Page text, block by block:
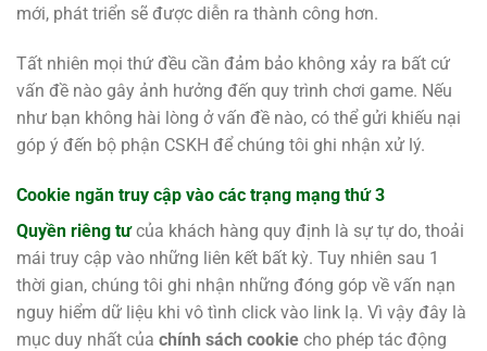
mới, phát triển sẽ được diễn ra thành công hơn.
Tất nhiên mọi thứ đều cần đảm bảo không xảy ra bất cứ
vấn đề nào gây ảnh hưởng đến quy trình chơi game. Nếu
như bạn không hài lòng ở vấn đề nào, có thể gửi khiếu nại
góp ý đến bộ phận CSKH để chúng tôi ghi nhận xử lý.
Cookie ngăn truy cập vào các trạng mạng thứ 3
Quyền riêng tưcủa khách hàng quy định là sự tự do, thoải
mái truy cập vào những liên kết bất kỳ. Tuy nhiên sau 1
thời gian, chúng tôi ghi nhận những đóng góp về vấn nạn
nguy hiểm dữ liệu khi vô tình click vào link lạ. Vì vậy đây là
mục duy nhất của chính sách cookie cho phép tác động